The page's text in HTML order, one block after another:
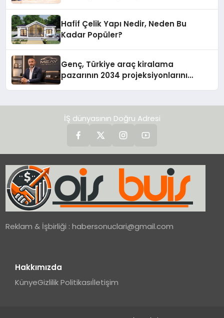
Hafif Çelik Yapı Nedir, Neden Bu
Kadar Popüler?
Genç, Türkiye araç kiralama
pazarının 2034 projeksiyonlarını
İŞ dünyasının Doğru Adresi
Reklam & İşbirliği :habersonuclari@gmail.com
Hakkımızda
KünyeGizlilik Politikasıİletişim